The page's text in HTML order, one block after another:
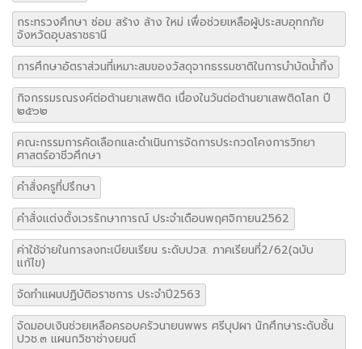
กระทรวงศึกษา ซ่อม สร้าง ล้าง ใหม่ เพื่อช่วยเหลือผู้ประสบอุทกภัย
จังหวัดอุบลราชธานี
การศึกษาอัตราส่วนที่เหมาะสมของวัสดุจากธรรมชาติในการบำบัดน้ำทิ้ง
กิจกรรมรณรงค์ต่อต้านยาเสพติด เนื่องในวันต่อต้านยาเสพติดโลก ปี
๒๕๖๒
คณะกรรมการคัดเลือกและดำเนินการจัดการประกวดโคงการวิทยา
ศาสตร์อาชีวศึกษา
คำสั่งครูที่ปรึกษา
คำสั่งแต่งตั้งเวรรักษาการณ์ ประจำเดือนพฤศจิกายน2562
ค่าใช้จ่ายในการลงทะเบียนเรียน ระดับปวส. ภาคเรียนที่2/62(ฉบับ
แก้ไข)
จัดทำแผนปฏิบัติอราชการ ประจำปี2563
จัดมอบเงินช่วยเหลือครอบครัวนายนพพร ศรีบุปผา นักศึกษาระดับชั้น
ปวช.๓ แผนกวิชาช่างยนต์